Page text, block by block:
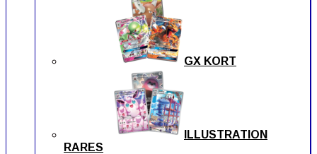
GX KORT
ILLUSTRATION
RARES